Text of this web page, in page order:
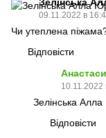
Зелінська
09.11.2022 в
Чи утеплена
Відповісти
10.11.2022
Зелінська
Відповісти